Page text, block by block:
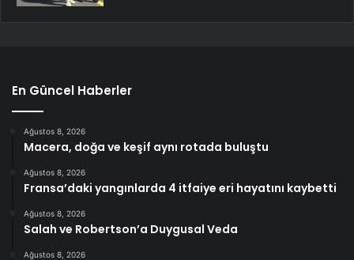
En Güncel Haberler
Ağustos 8, 2026
Macera, doğa ve keşif aynı rotada buluştu
Ağustos 8, 2026
Fransa’daki yangınlarda 4 itfaiye eri hayatını kaybetti
Ağustos 8, 2026
Salah ve Robertson’a Duygusal Veda
Ağustos 8, 2026